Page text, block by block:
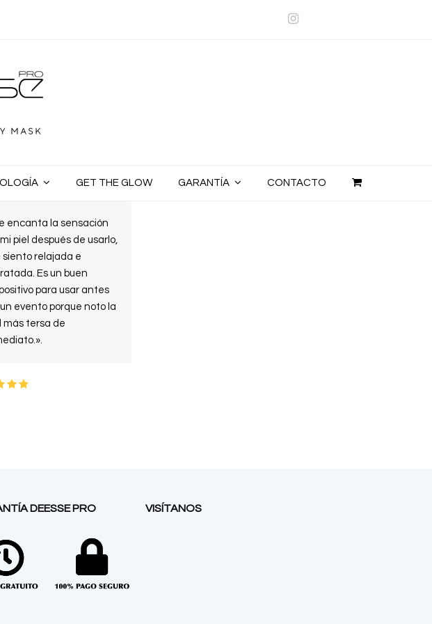
Instagram
GET THE GLOW GARANTÍA CONTACTO
encanta la sensación
piel después de usarlo,
siento relajada e
Es un buen
para usar antes
evento porque noto la
más tersa de
DEESSE PRO VISÍTANOS